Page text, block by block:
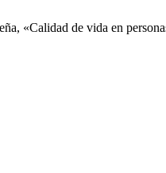
«Calidad de vida en